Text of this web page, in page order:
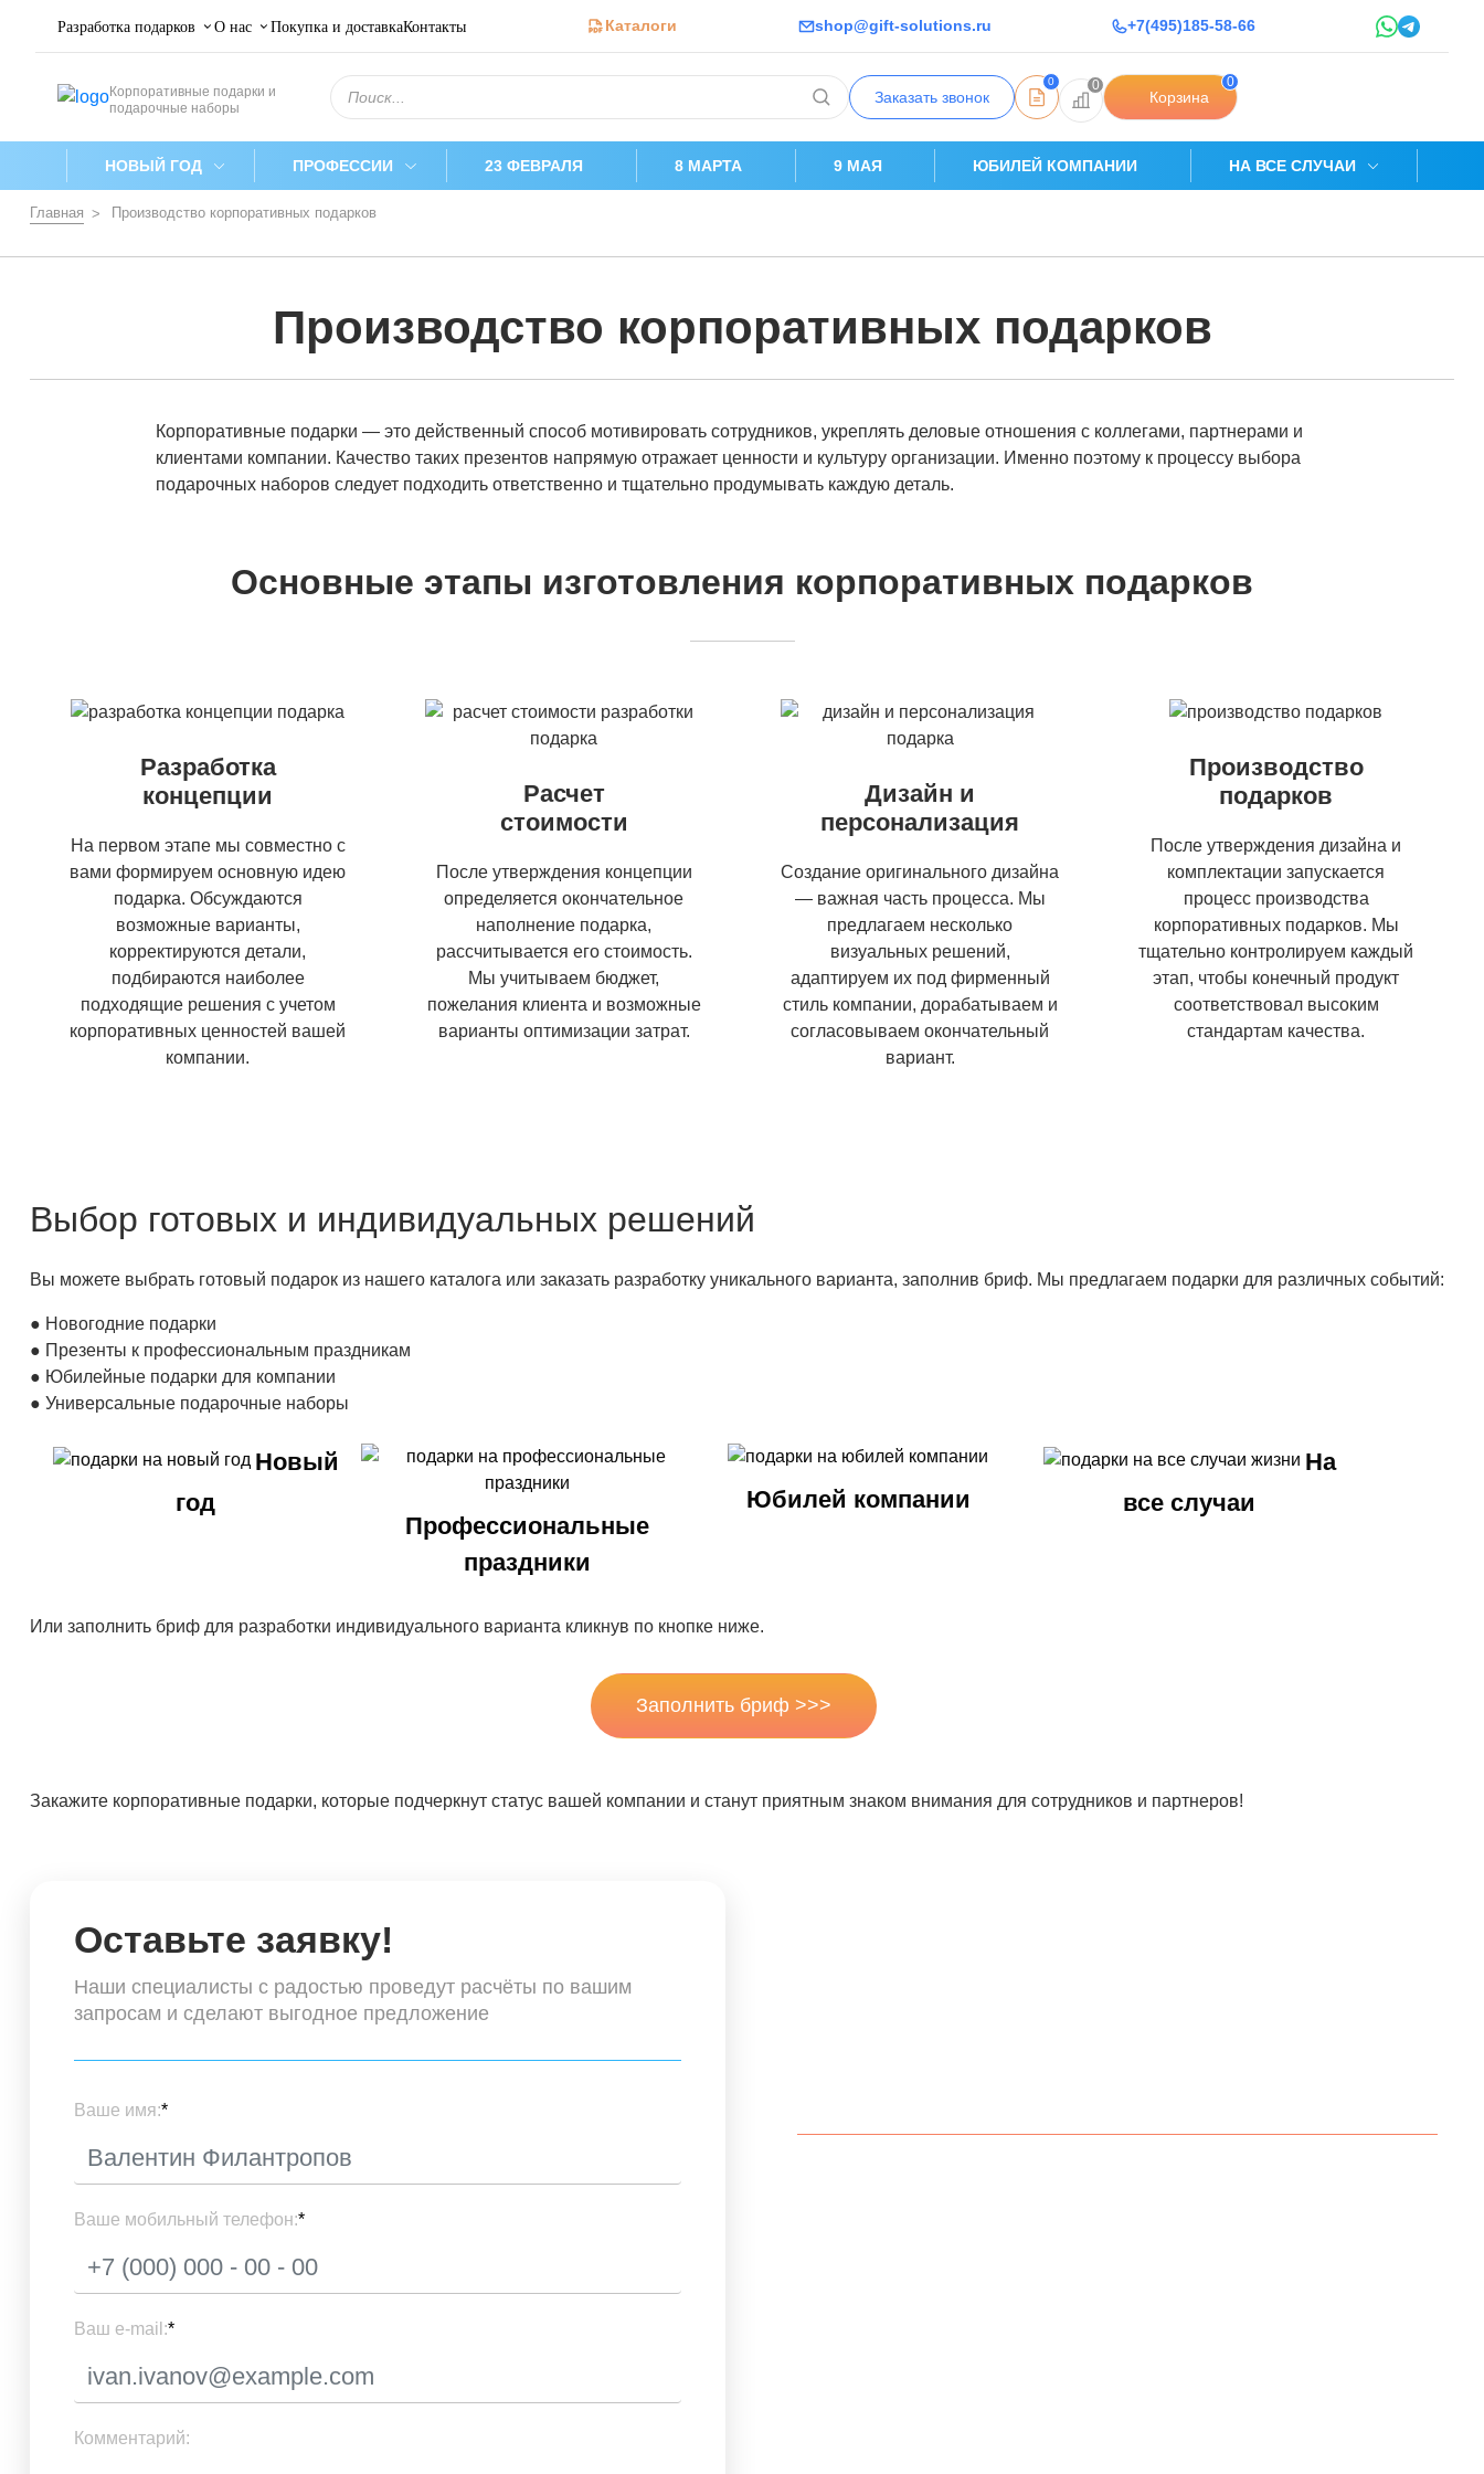
Разработка подарков О нас Покупка и доставкаКонтакты Каталоги shop@gift-solutions.ru +7(495)185-58-66
Корпоративные подарки и
подарочные наборы
Поиск
товаров
Заказать звонок
0 0
Корзина
0
НОВЫЙ ГОД ПРОФЕССИИ 23 ФЕВРАЛЯ 8 МАРТА 9 МАЯ ЮБИЛЕЙ КОМПАНИИ НА ВСЕ СЛУЧАИ
Главная Производство корпоративных подарков
Производство корпоративных подарков
Корпоративные подарки — это действенный способ мотивировать сотрудников, укреплять деловые отношения с коллегами, партнерами и
клиентами компании. Качество таких презентов напрямую отражает ценности и культуру организации. Именно поэтому к процессу выбора
подарочных наборов следует подходить ответственно и тщательно продумывать каждую деталь.
Основные этапы изготовления корпоративных подарков
Разработка
концепции
На первом этапе мы совместно с
вами формируем основную идею
подарка. Обсуждаются
возможные варианты,
корректируются детали,
подбираются наиболее
подходящие решения с учетом
корпоративных ценностей вашей
компании.
Расчет
стоимости
После утверждения концепции
определяется окончательное
наполнение подарка,
рассчитывается его стоимость.
Мы учитываем бюджет,
пожелания клиента и возможные
варианты оптимизации затрат.
Дизайн и
персонализация
Создание оригинального дизайна
— важная часть процесса. Мы
предлагаем несколько
визуальных решений,
адаптируем их под фирменный
стиль компании, дорабатываем и
согласовываем окончательный
вариант.
Производство
подарков
После утверждения дизайна и
комплектации запускается
процесс производства
корпоративных подарков. Мы
тщательно контролируем каждый
этап, чтобы конечный продукт
соответствовал высоким
стандартам качества.
Выбор готовых и индивидуальных решений
Вы можете выбрать готовый подарок из нашего каталога или заказать разработку уникального варианта, заполнив бриф. Мы предлагаем подарки для различных событий:
● Новогодние подарки
● Презенты к профессиональным праздникам
● Юбилейные подарки для компании
● Универсальные подарочные наборы
Новый
год
Профессиональные
праздники
Юбилей компании
На
все случаи
Или заполнить бриф для разработки индивидуального варианта кликнув по кнопке ниже.
Заполнить бриф >>>
Закажите корпоративные подарки, которые подчеркнут статус вашей компании и станут приятным знаком внимания для сотрудников и партнеров!
Оставьте заявку!
Наши специалисты с радостью проведут расчёты по вашим
запросам и сделают выгодное предложение
Ваше имя:*
Ваше мобильный телефон:*
Ваш e-mail:*
Комментарий: